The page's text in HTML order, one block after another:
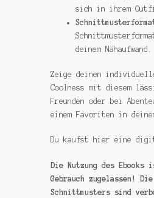
sich in ihrem
deinem Nähaufwand.
Zeige deinen
Coolness mit diesem
Freunden oder bei
einem Favoriten in
Du kaufst hier eine
Die Nutzung des
Gebrauch zugelassen!
Schnittmusters sind